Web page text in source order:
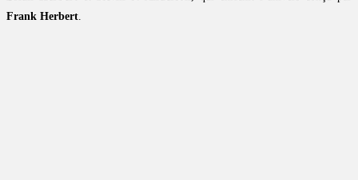
Frank Herbert.